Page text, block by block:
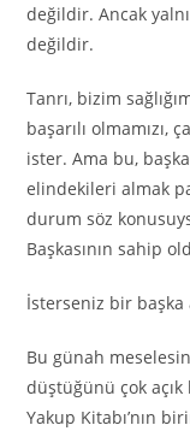
değildir. Ancak
değildir.
Tanrı, bizim
başarılı olmamızı,
ister. Ama bu,
elindekileri almak
durum söz
Başkasının sahip
İsterseniz bir başka
Bu günah
düştüğünü çok
Yakup Kitabı’nın